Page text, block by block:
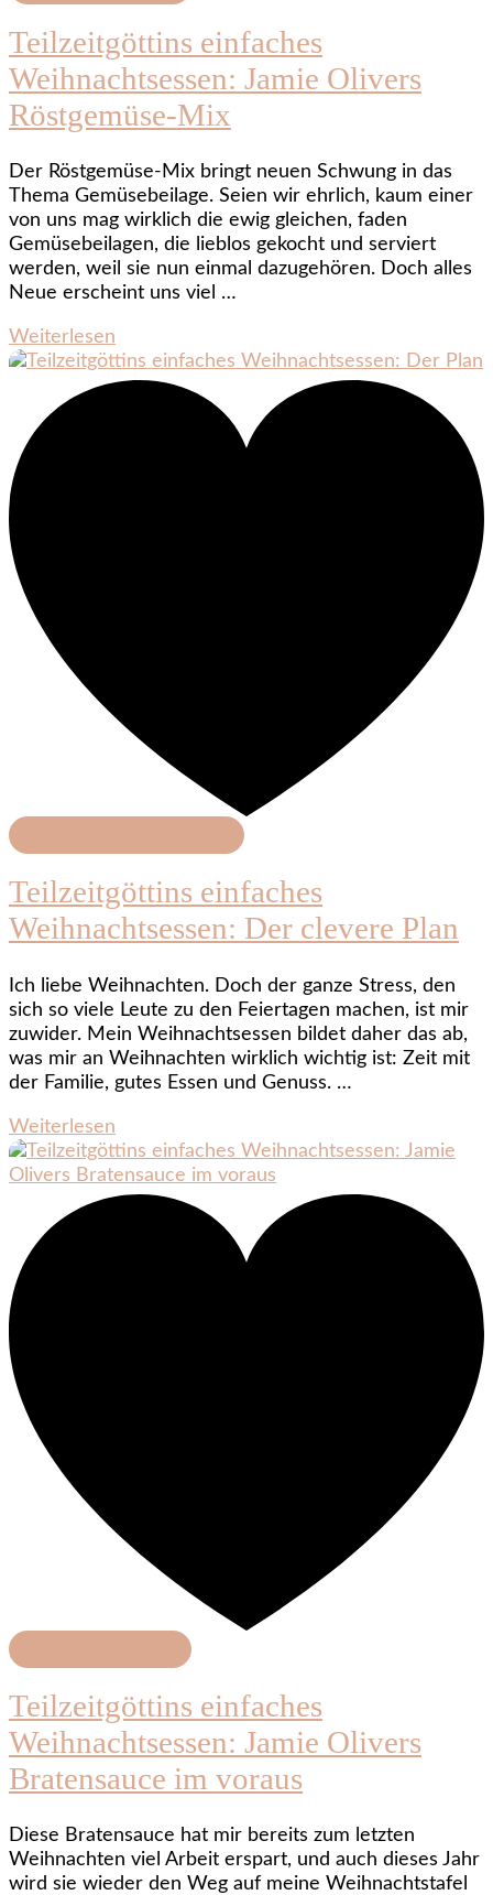
Teilzeitgöttins einfaches
Weihnachtsessen: Jamie Olivers
Röstgemüse-Mix
Der Röstgemüse-Mix bringt neuen Schwung in das
Thema Gemüsebeilage. Seien wir ehrlich, kaum einer
von uns mag wirklich die ewig gleichen, faden
Gemüsebeilagen, die lieblos gekocht und serviert
werden, weil sie nun einmal dazugehören. Doch alles
Neue erscheint uns viel …
Weiterlesen
Teilzeitgöttins einfaches
Weihnachtsessen: Der clevere Plan
Ich liebe Weihnachten. Doch der ganze Stress, den
sich so viele Leute zu den Feiertagen machen, ist mir
zuwider. Mein Weihnachtsessen bildet daher das ab,
was mir an Weihnachten wirklich wichtig ist: Zeit mit
der Familie, gutes Essen und Genuss. …
Weiterlesen
Teilzeitgöttins einfaches
Weihnachtsessen: Jamie Olivers
Bratensauce im voraus
Diese Bratensauce hat mir bereits zum letzten
Weihnachten viel Arbeit erspart, und auch dieses Jahr
wird sie wieder den Weg auf meine Weihnachtstafel